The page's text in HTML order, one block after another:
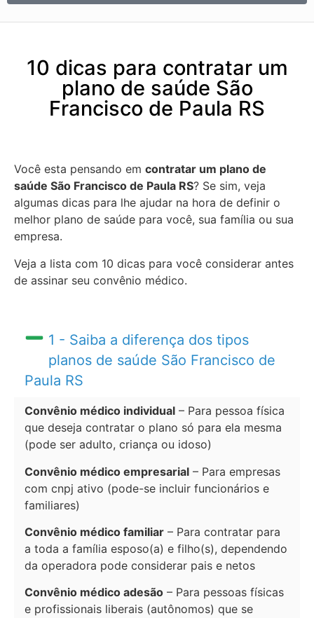
10 dicas para contratar um
plano de saúde São
Francisco de Paula RS
Você esta pensando em contratar um plano de
saúde São Francisco de Paula RS? Se sim, veja
algumas dicas para lhe ajudar na hora de definir o
melhor plano de saúde para você, sua família ou sua
empresa.
Veja a lista com 10 dicas para você considerar antes
de assinar seu convênio médico.
1 - Saiba a diferença dos tipos
planos de saúde São Francisco de
Paula RS
Convênio médico individual – Para pessoa física
que deseja contratar o plano só para ela mesma
(pode ser adulto, criança ou idoso)
Convênio médico empresarial – Para empresas
com cnpj ativo (pode-se incluir funcionários e
familiares)
Convênio médico familiar – Para contratar para
a toda a família esposo(a) e filho(s), dependendo
da operadora pode considerar pais e netos
Convênio médico adesão – Para pessoas físicas
e profissionais liberais (autônomos) que se